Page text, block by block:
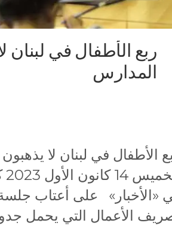
ربع الأطفال في لبنان
المدارس
الأطفال في لبنان لا
«الأخبار» على أعتاب